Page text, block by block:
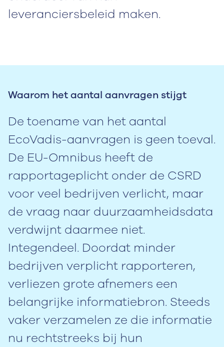
leveranciersbeleid maken.
Waarom het aantal aanvragen stijgt
De toename van het aantal
EcoVadis-aanvragen is geen toeval.
De EU-Omnibus heeft de
rapportageplicht onder de CSRD
voor veel bedrijven verlicht, maar
de vraag naar duurzaamheidsdata
verdwijnt daarmee niet.
Integendeel. Doordat minder
bedrijven verplicht rapporteren,
verliezen grote afnemers een
belangrijke informatiebron. Steeds
vaker verzamelen ze die informatie
nu rechtstreeks bij hun